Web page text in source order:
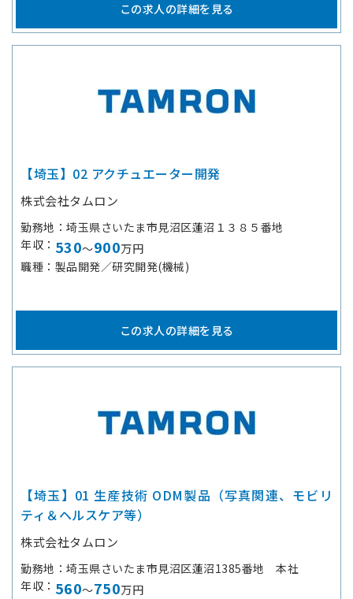
この求人の詳細を見る
【埼玉】02 アクチュエーター開発
株式会社タムロン
勤務地
埼玉県さいたま市見沼区蓮沼１３８５番地
年収
530～900万円
職種
製品開発／研究開発(機械)
この求人の詳細を見る
【埼玉】01 生産技術 ODM製品（写真関連、モビリ
ティ＆ヘルスケア等）
株式会社タムロン
勤務地
埼玉県さいたま市見沼区蓮沼1385番地 本社
年収
560～750万円